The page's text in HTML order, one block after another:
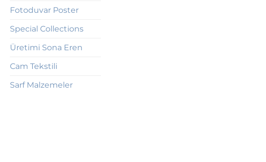
Fotoduvar Poster
Special Collections
Üretimi Sona Eren
Cam Tekstili
Sarf Malzemeler